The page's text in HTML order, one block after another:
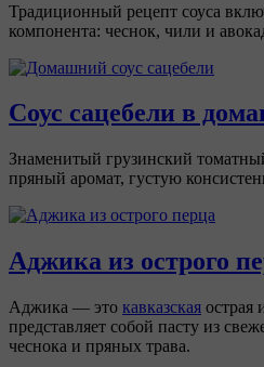
Традиционный рецепт соуса
компонента: чеснок, чили и
Соус сацебели в
Знаменитый грузинский
пряный аромат, густую
Аджика из острого
Аджика — это кавказская острая
представляет собой пасту из
чеснока и пряных трава.